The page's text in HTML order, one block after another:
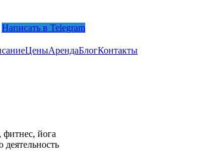
Написать в Telegram
ЦеныАрендаБлогКонтакты
йога
деятельность